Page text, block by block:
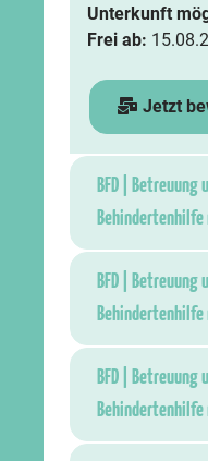
Unterkunft
Frei ab:
Jetzt
BFD | Betreuung
BFD | Betreuung
BFD | Betreuung